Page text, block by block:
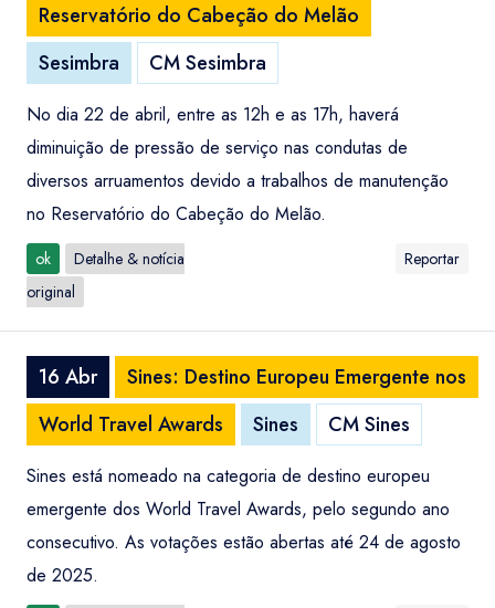
Reservatório do Cabeção do Melão
Sesimbra
CM Sesimbra
No dia 22 de abril, entre as 12h e as 17h, haverá
diminuição de pressão de serviço nas condutas de
diversos arruamentos devido a trabalhos de manutenção
no Reservatório do Cabeção do Melão.
ok
Detalhe & notícia
original
Reportar
16 Abr
Sines: Destino Europeu Emergente nos
World Travel Awards
Sines CM Sines
Sines está nomeado na categoria de destino europeu
emergente dos World Travel Awards, pelo segundo ano
consecutivo. As votações estão abertas até 24 de agosto
de 2025.